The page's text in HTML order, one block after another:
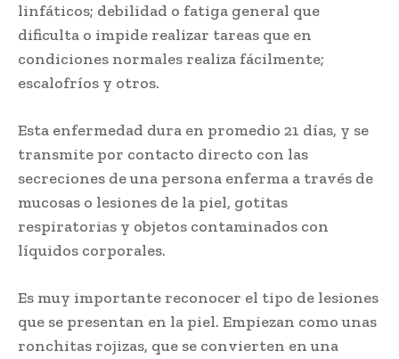
linfáticos; debilidad o fatiga general que
dificulta o impide realizar tareas que en
condiciones normales realiza fácilmente;
escalofríos y otros.
Esta enfermedad dura en promedio 21 días, y se
transmite por contacto directo con las
secreciones de una persona enferma a través de
mucosas o lesiones de la piel, gotitas
respiratorias y objetos contaminados con
líquidos corporales.
Es muy importante reconocer el tipo de lesiones
que se presentan en la piel. Empiezan como unas
ronchitas rojizas, que se convierten en una